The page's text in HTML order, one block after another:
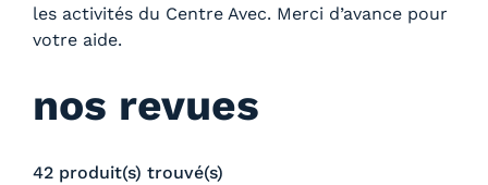
les activités du Centre Avec. Merci d’avance pour
votre aide.
nos revues
42 produit(s) trouvé(s)